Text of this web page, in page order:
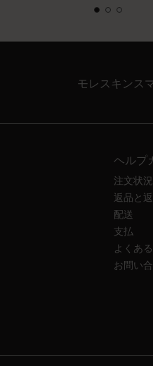
モレスキンス
ヘルプ
注文状
返品と
配送
支払
よくあ
お問い